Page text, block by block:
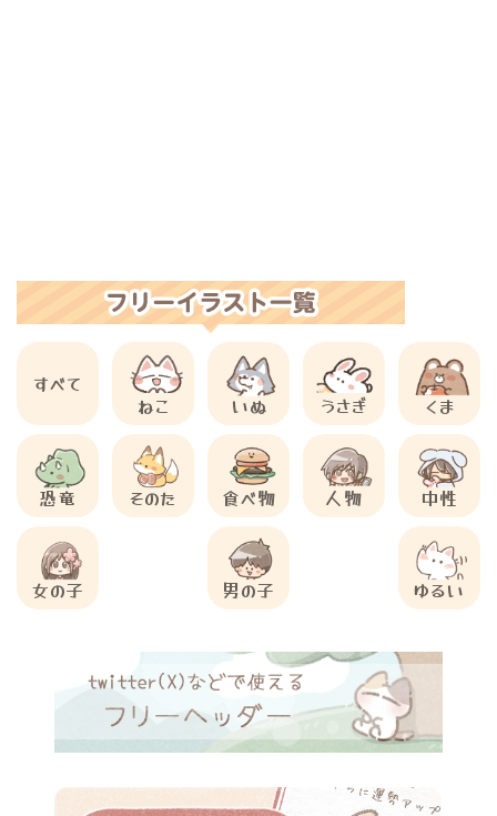
すべて
ねこ
いぬ うさぎ くま
恐竜 そのた 食べ物 人物 中性
女の子 男の子 ゆるい